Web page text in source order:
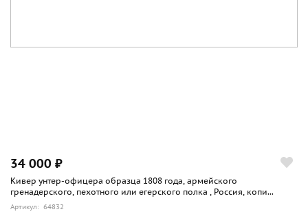
34 000 ₽
Кивер унтер-офицера образца 1808 года, армейского
гренадерского, пехотного или егерского полка , Россия, копи...
Артикул: 64832